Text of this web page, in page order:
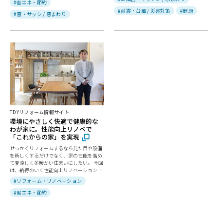
#省エネ・節約
#窓・サッシ / 窓まわり
#耐震・台風 / 災害対策
#健康
TDYリフォーム情報サイト
環境にやさしく快適で健康的な
わが家に。性能向上リノベで
「これからの家」を実現
せっかくリフォームするなら見た目や設備
を新しくするだけでなく、家の性能を高め
て夏涼しく冬暖かい住まいにしたい。 今回
は、納得のいく性能向上リノベーションを
実現するために必要なことを教えてもらい
ました。
#リフォーム・リノベーション
#省エネ・節約